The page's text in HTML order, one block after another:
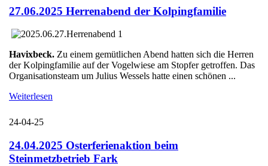
27.06.2025 Herrenabend der Kolpingfamilie
Havixbeck. Zu einem gemütlichen Abend hatten sich die Herren
der Kolpingfamilie auf der Vogelwiese am Stopfer getroffen. Das
Organisationsteam um Julius Wessels hatte einen schönen ...
Weiterlesen
24-04-25
24.04.2025 Osterferienaktion beim
Steinmetzbetrieb Fark